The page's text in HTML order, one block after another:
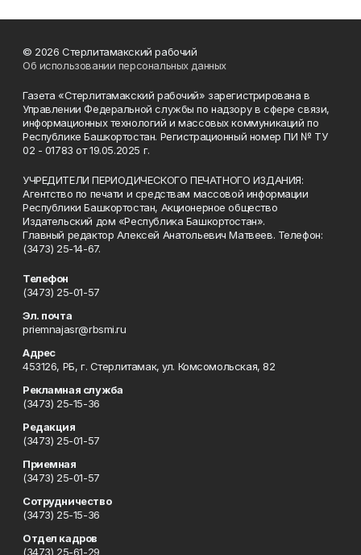
© 2026 Стерлитамакский рабочий
Об использовании персональных данных
Газета «Стерлитамакский рабочий» зарегистрирована в
Управлении Федеральной службы по надзору в сфере связи,
информационных технологий и массовых коммуникаций по
Республике Башкортостан. Регистрационный номер ПИ № ТУ
02 - 01783 от 19.05.2025 г.
УЧРЕДИТЕЛИ ПЕРИОДИЧЕСКОГО ПЕЧАТНОГО ИЗДАНИЯ:
Агентство по печати и средствам массовой информации
Республики Башкортостан, Акционерное общество
Издательский дом «Республика Башкортостан».
Главный редактор Алексей Анатольевич Матвеев. Телефон:
(3473) 25-14-67.
Телефон
(3473) 25-01-57
Эл. почта
priemnajasr@rbsmi.ru
Адрес
453126, РБ, г. Стерлитамак, ул. Комсомольская, 82
Рекламная служба
(3473) 25-15-36
Редакция
(3473) 25-01-57
Приемная
(3473) 25-01-57
Сотрудничество
(3473) 25-15-36
Отдел кадров
(3473) 25-61-29